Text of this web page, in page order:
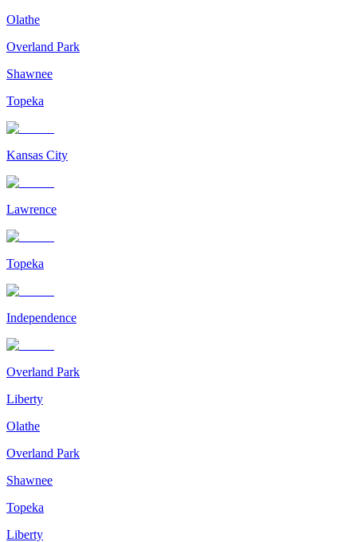
Olathe
Overland Park
Shawnee
Topeka
Kansas City
Lawrence
Topeka
Independence
Overland Park
Liberty
Olathe
Overland Park
Shawnee
Topeka
Liberty